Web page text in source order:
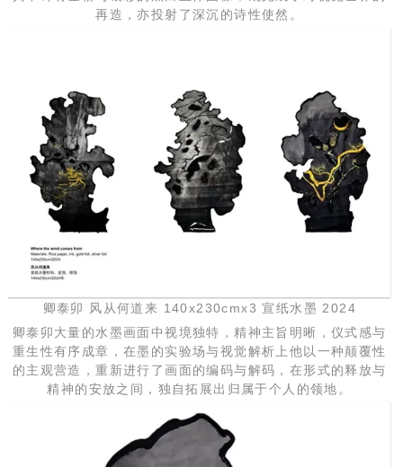
再造，亦投射了深沉的诗性使然。
卿泰卯 风从何道来 140x230cmx3 宣纸水墨 2024
卿泰卯大量的水墨画面中视境独特，精神主旨明晰，仪式感与
重生性有序成章，在墨的实验场与视觉解析上他以一种颠覆性
的主观营造，重新进行了画面的编码与解码，在形式的释放与
精神的安放之间，独自拓展出归属于个人的领地。